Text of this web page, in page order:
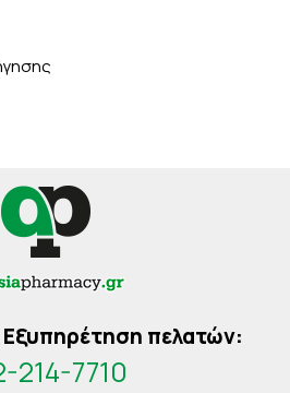
Εξυπηρέτηση πελατών:
214-7710